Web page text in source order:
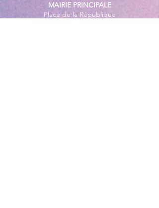
MAIRIE PRINCIPALE
Place de la République